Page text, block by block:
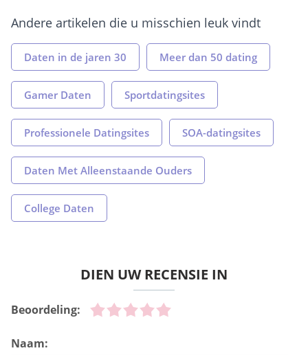
Andere artikelen die u misschien leuk vindt
Daten in de jaren 30 Meer dan 50 dating
Gamer Daten Sportdatingsites
Professionele Datingsites SOA-datingsites
Daten Met Alleenstaande Ouders
College Daten
DIEN UW RECENSIE IN
Beoordeling:
Naam: